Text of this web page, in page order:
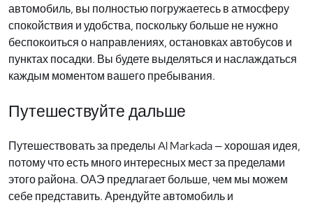
автомобиль, вы полностью погружаетесь в атмосферу
спокойствия и удобства, поскольку больше не нужно
беспокоиться о направлениях, остановках автобусов и
пунктах посадки. Вы будете выделяться и наслаждаться
каждым моментом вашего пребывания.
Путешествуйте дальше
Путешествовать за пределы Al Markada — хорошая идея,
потому что есть много интересных мест за пределами
этого района. ОАЭ предлагает больше, чем мы можем
себе представить. Арендуйте автомобиль и